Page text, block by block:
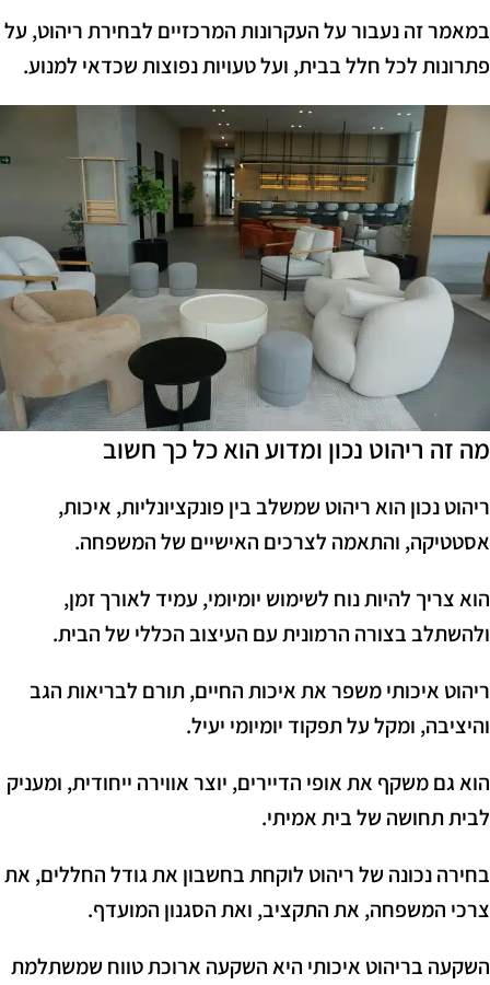
במאמר זה נעבור על העקרונות המרכזיים לבחירת ריהוט, על
פתרונות לכל חלל בבית, ועל טעויות נפוצות שכדאי למנוע.
מה זה ריהוט נכון ומדוע הוא כל כך חשוב
ריהוט נכון הוא ריהוט שמשלב בין פונקציונליות, איכות,
אסטטיקה, והתאמה לצרכים האישיים של המשפחה.
הוא צריך להיות נוח לשימוש יומיומי, עמיד לאורך זמן,
ולהשתלב בצורה הרמונית עם העיצוב הכללי של הבית.
ריהוט איכותי משפר את איכות החיים, תורם לבריאות הגב
והיציבה, ומקל על תפקוד יומיומי יעיל.
הוא גם משקף את אופי הדיירים, יוצר אווירה ייחודית, ומעניק
לבית תחושה של בית אמיתי.
בחירה נכונה של ריהוט לוקחת בחשבון את גודל החללים, את
צרכי המשפחה, את התקציב, ואת הסגנון המועדף.
השקעה בריהוט איכותי היא השקעה ארוכת טווח שמשתלמת